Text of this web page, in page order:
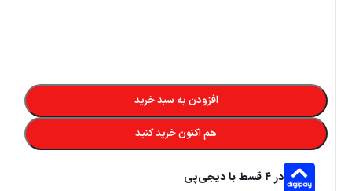
افزودن به سبد خرید
هم اکنون خرید کنید
در ۴ قسط با دیجی‌پی